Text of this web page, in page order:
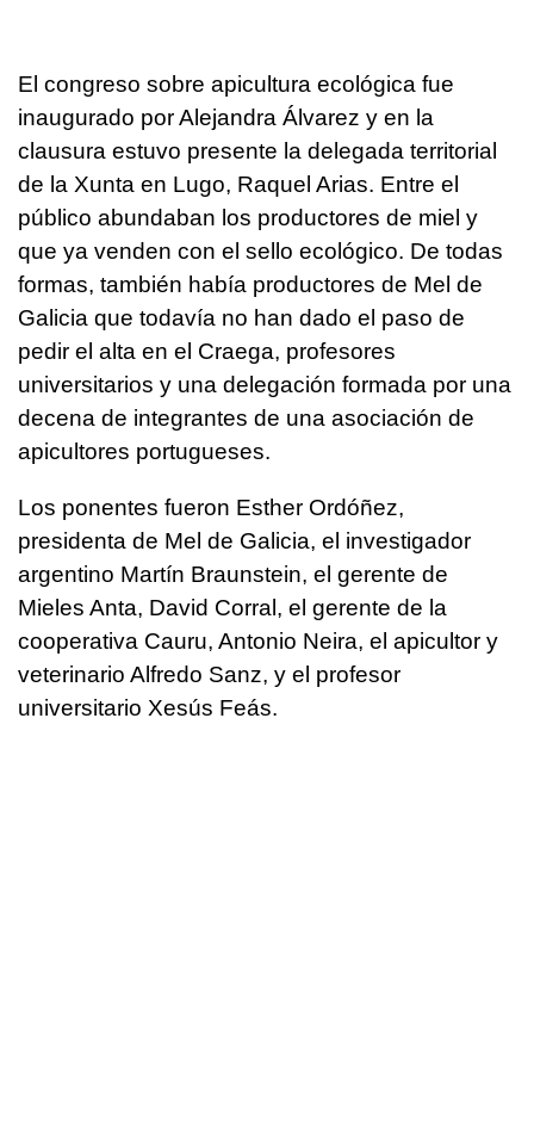
El congreso sobre apicultura ecológica fue
inaugurado por Alejandra Álvarez y en la
clausura estuvo presente la delegada territorial
de la Xunta en Lugo, Raquel Arias. Entre el
público abundaban los productores de miel y
que ya venden con el sello ecológico. De todas
formas, también había productores de Mel de
Galicia que todavía no han dado el paso de
pedir el alta en el Craega, profesores
universitarios y una delegación formada por una
decena de integrantes de una asociación de
apicultores portugueses.
Los ponentes fueron Esther Ordóñez,
presidenta de Mel de Galicia, el investigador
argentino Martín Braunstein, el gerente de
Mieles Anta, David Corral, el gerente de la
cooperativa Cauru, Antonio Neira, el apicultor y
veterinario Alfredo Sanz, y el profesor
universitario Xesús Feás.